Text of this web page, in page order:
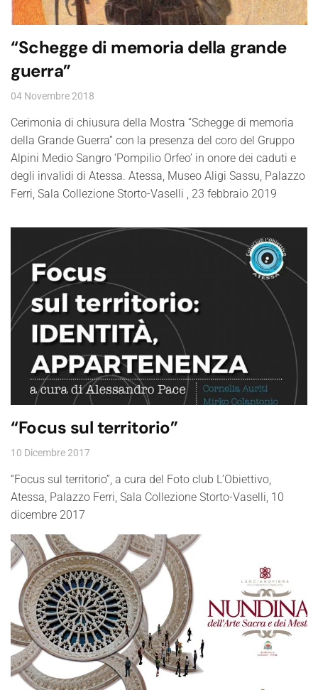
“Schegge di memoria della grande
guerra”
04 Novembre 2018
Cerimonia di chiusura della Mostra “Schegge di memoria
della Grande Guerra” con la presenza del coro del Gruppo
Alpini Medio Sangro ‘Pompilio Orfeo’ in onore dei caduti e
degli invalidi di Atessa. Atessa, Museo Aligi Sassu, Palazzo
Ferri, Sala Collezione Storto-Vaselli , 23 febbraio 2019
“Focus sul territorio”
10 Dicembre 2017
“Focus sul territorio”, a cura del Foto club L’Obiettivo,
Atessa, Palazzo Ferri, Sala Collezione Storto-Vaselli, 10
dicembre 2017